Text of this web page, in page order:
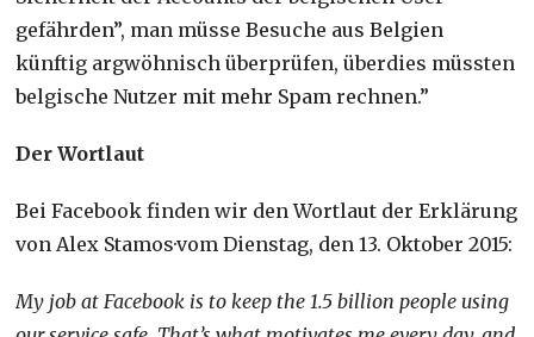
gefährden”, man müsse Besuche aus Belgien
künftig argwöhnisch überprüfen, überdies müssten
belgische Nutzer mit mehr Spam rechnen.”
Der Wortlaut
Bei Facebook finden wir den Wortlaut der Erklärung
von Alex Stamos·vom Dienstag, den 13. Oktober 2015:
My job at Facebook is to keep the 1.5 billion people using